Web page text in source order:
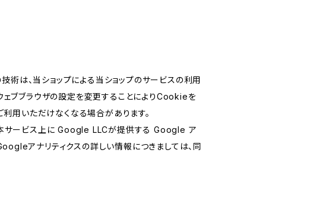
術は、当ショップによる当ショップのサービスの利用
ブブラウザの設定を変更することによりCookieを
用いただけなくなる場合があります。
本サービス上に Google LLCが提供する Google ア
アナリティクスの詳しい情報につきましては、同